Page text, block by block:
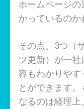
ホームページ
かっているのか
その点、3つ（
ツ更新）が一
容もわかりやす
とができます
なるのは経理